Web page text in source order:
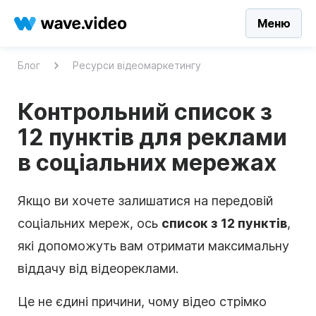
Меню
Блог Ресурси відеомаркетингу
Контрольний список з
12 пунктів для реклами
в соціальних мережах
Це не єдині причини, чому відео стрімко
Якщо ви хочете залишатися на передовій
соціальних мереж, ось список з 12 пунктів,
які допоможуть вам отримати максимальну
віддачу від відеореклами.